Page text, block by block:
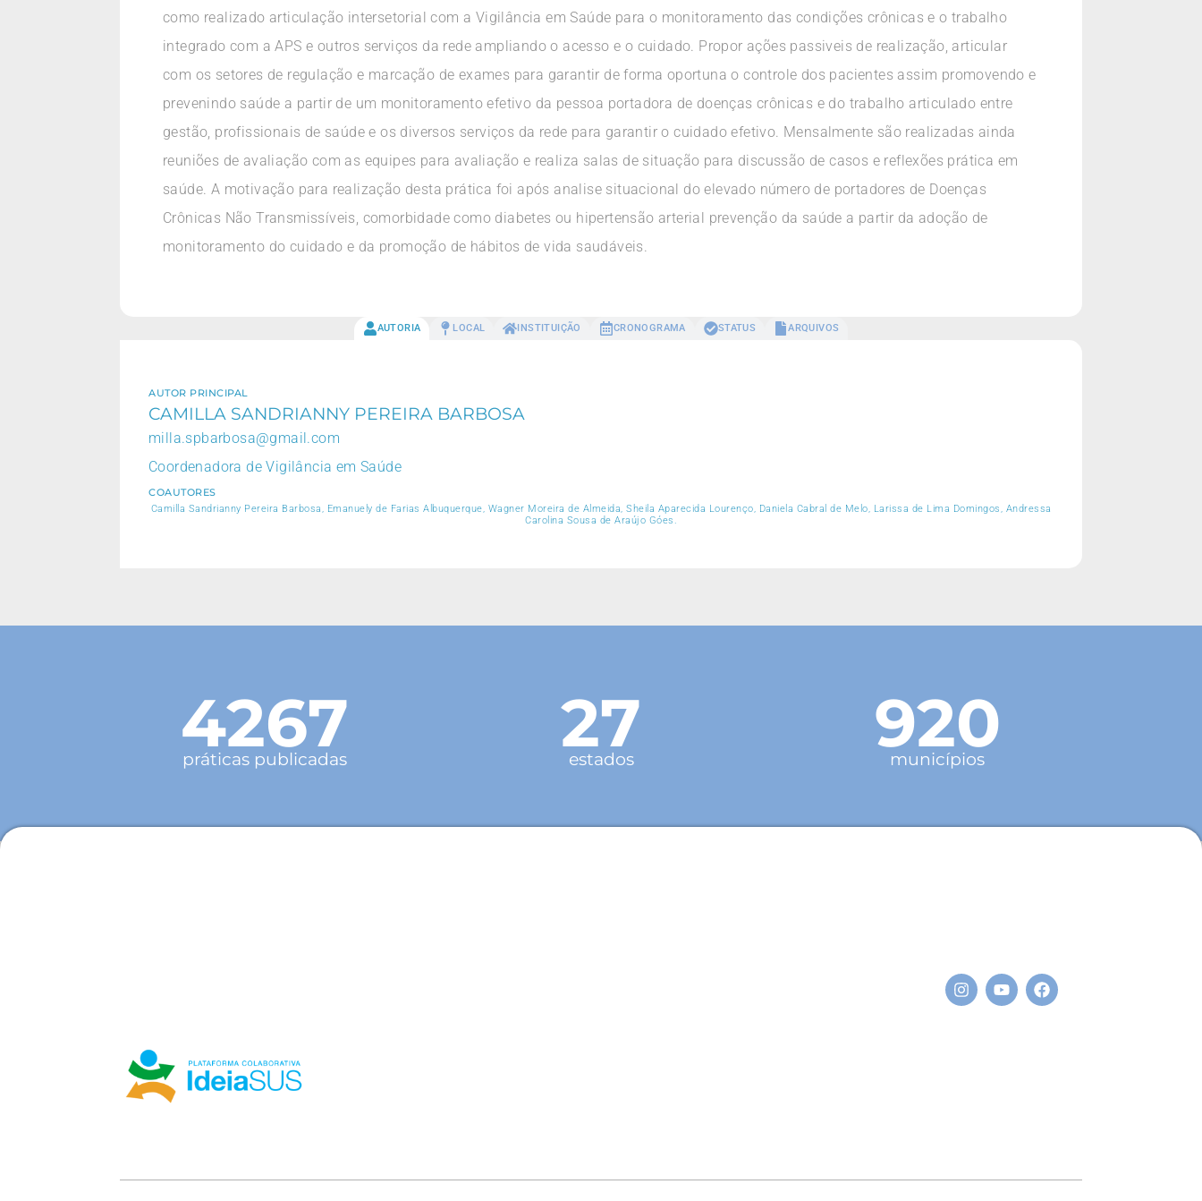
como realizado articulação intersetorial com a Vigilância em Saúde para o monitoramento das condições crônicas e o trabalho
integrado com a APS e outros serviços da rede ampliando o acesso e o cuidado. Propor ações passiveis de realização, articular
com os setores de regulação e marcação de exames para garantir de forma oportuna o controle dos pacientes assim promovendo e
prevenindo saúde a partir de um monitoramento efetivo da pessoa portadora de doenças crônicas e do trabalho articulado entre
gestão, profissionais de saúde e os diversos serviços da rede para garantir o cuidado efetivo. Mensalmente são realizadas ainda
reuniões de avaliação com as equipes para avaliação e realiza salas de situação para discussão de casos e reflexões prática em
saúde. A motivação para realização desta prática foi após analise situacional do elevado número de portadores de Doenças
Crônicas Não Transmissíveis, comorbidade como diabetes ou hipertensão arterial prevenção da saúde a partir da adoção de
monitoramento do cuidado e da promoção de hábitos de vida saudáveis.
AUTORIA LOCAL INSTITUIÇÃO CRONOGRAMA STATUS ARQUIVOS
AUTOR PRINCIPAL
CAMILLA SANDRIANNY PEREIRA BARBOSA
milla.spbarbosa@gmail.com
Coordenadora de Vigilância em Saúde
COAUTORES
Camilla Sandrianny Pereira Barbosa, Emanuely de Farias Albuquerque, Wagner Moreira de Almeida, Sheila Aparecida Lourenço, Daniela Cabral de Melo, Larissa de Lima Domingos, Andressa
Carolina Sousa de Araújo Góes.
4267
práticas publicadas 27
estados 920
municípios